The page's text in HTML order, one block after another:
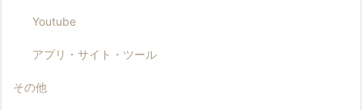
Youtube
アプリ・サイト・ツール
その他